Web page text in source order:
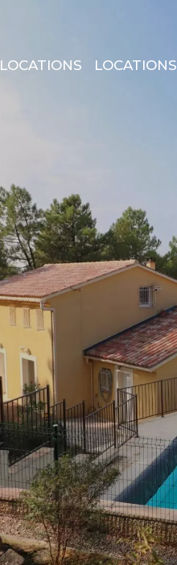
LOCATIONS